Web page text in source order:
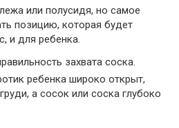
или полусидя, но самое
позицию, которая будет
и для ребенка.
захвата соска.
ребенка широко открыт,
а сосок или соска глубоко